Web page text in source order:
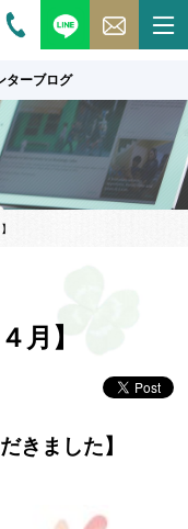
ターブログ
月】
きました】